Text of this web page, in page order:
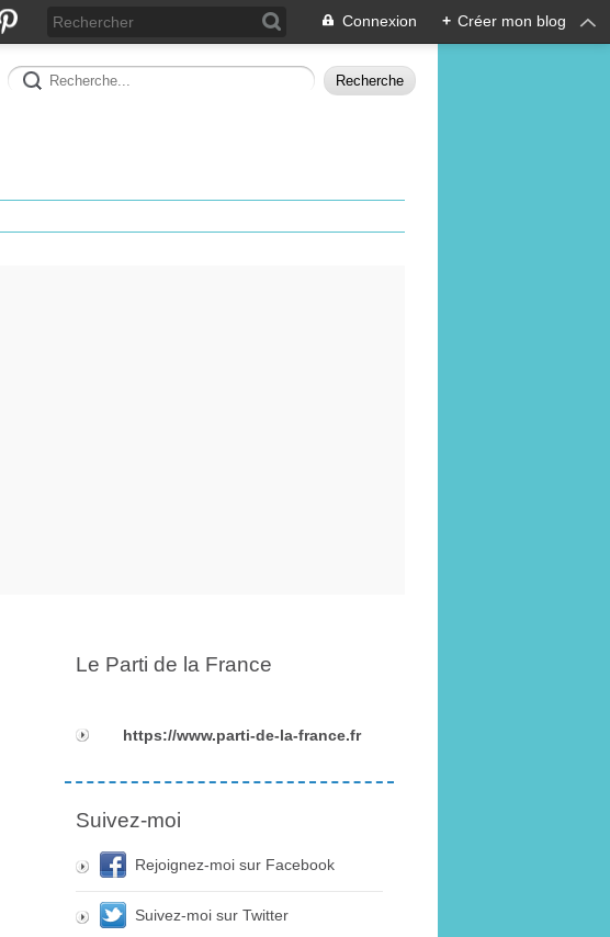
Connexion + Créer mon blog
Le Parti de la France
https://www.parti-de-la-france.fr
Suivez-moi
Rejoignez-moi sur Facebook
Suivez-moi sur Twitter